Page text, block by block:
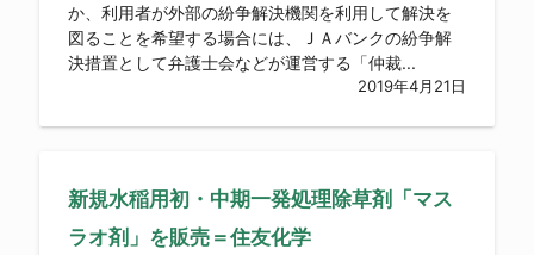
か、利用者が外部の紛争解決機関を利用して解決を
図ることを希望する場合には、ＪＡバンクの紛争解
決措置として弁護士会などが運営する「仲裁...
2019年4月21日
新規水稲用初・中期一発処理除草剤「マス
ラオ剤」を販売＝住友化学